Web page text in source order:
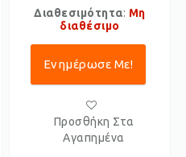
Διαθεσιμότητα: Μη
διαθέσιμο
Ενημέρωσε Με!
Προσθήκη Στα
Αγαπημένα